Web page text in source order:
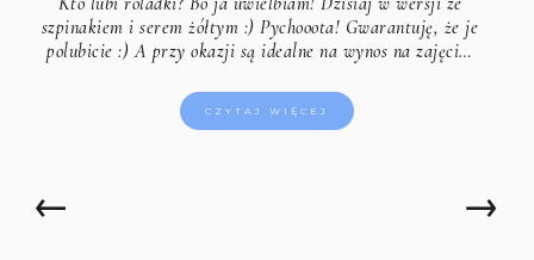
szpinakiem i serem żółtym :) Pychooota! Gwarantuję, że je
polubicie :) A przy okazji są idealne na wynos na zajęci…
CZYTAJ WIĘCEJ
← →